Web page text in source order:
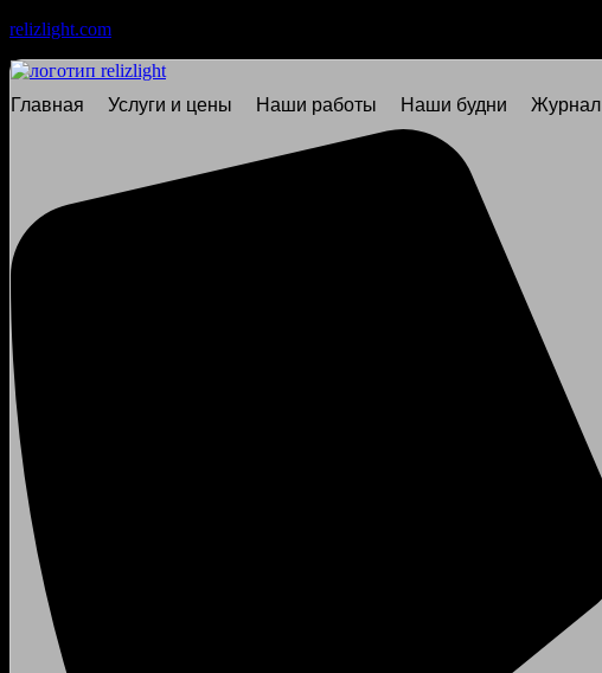
relizlight.com
Главная Услуги и цены Наши работы Наши будни Журнал